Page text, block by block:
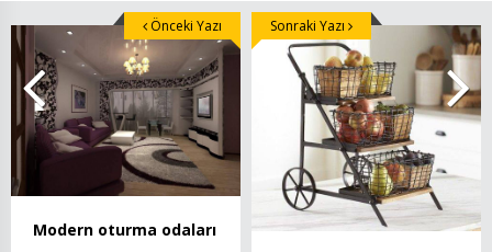
Modern oturma odaları
Önceki Yazı Sonraki Yazı